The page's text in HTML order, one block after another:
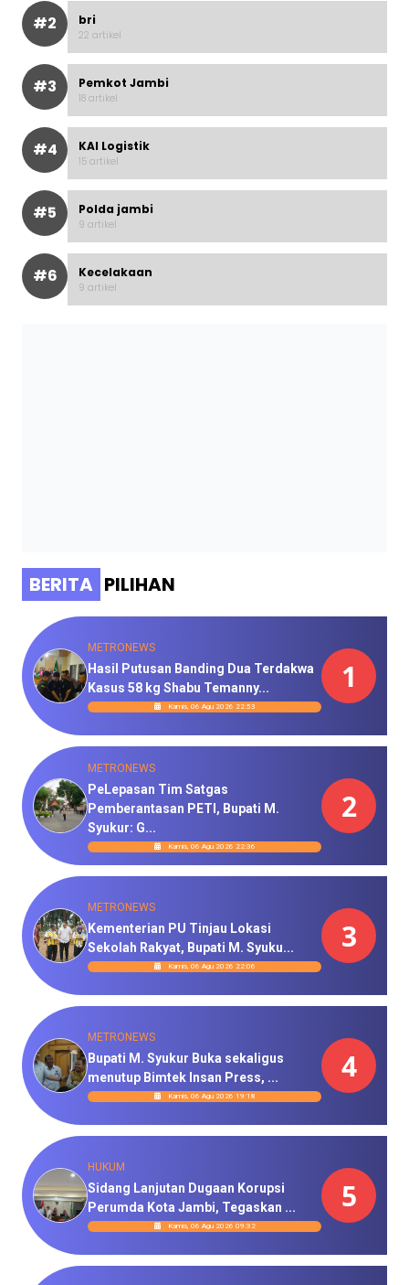
#2 bri
22 artikel
#3 Pemkot Jambi
18 artikel
#4 KAI Logistik
15 artikel
#5 Polda jambi
9 artikel
#6 Kecelakaan
9 artikel
BERITA PILIHAN
METRONEWS
Hasil Putusan Banding Dua Terdakwa
Kasus 58 kg Shabu Temanny...
Kamis, 06 Agu 2026 22:53
1
METRONEWS
PeLepasan Tim Satgas
Pemberantasan PETI, Bupati M.
Syukur: G...
Kamis, 06 Agu 2026 22:36
2
METRONEWS
Kementerian PU Tinjau Lokasi
Sekolah Rakyat, Bupati M. Syuku...
Kamis, 06 Agu 2026 22:06
3
METRONEWS
Bupati M. Syukur Buka sekaligus
menutup Bimtek Insan Press, ...
Kamis, 06 Agu 2026 19:18
4
HUKUM
Sidang Lanjutan Dugaan Korupsi
Perumda Kota Jambi, Tegaskan ...
Kamis, 06 Agu 2026 09:32
5